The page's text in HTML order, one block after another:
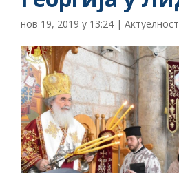
нов 19, 2019 у 13:24 |